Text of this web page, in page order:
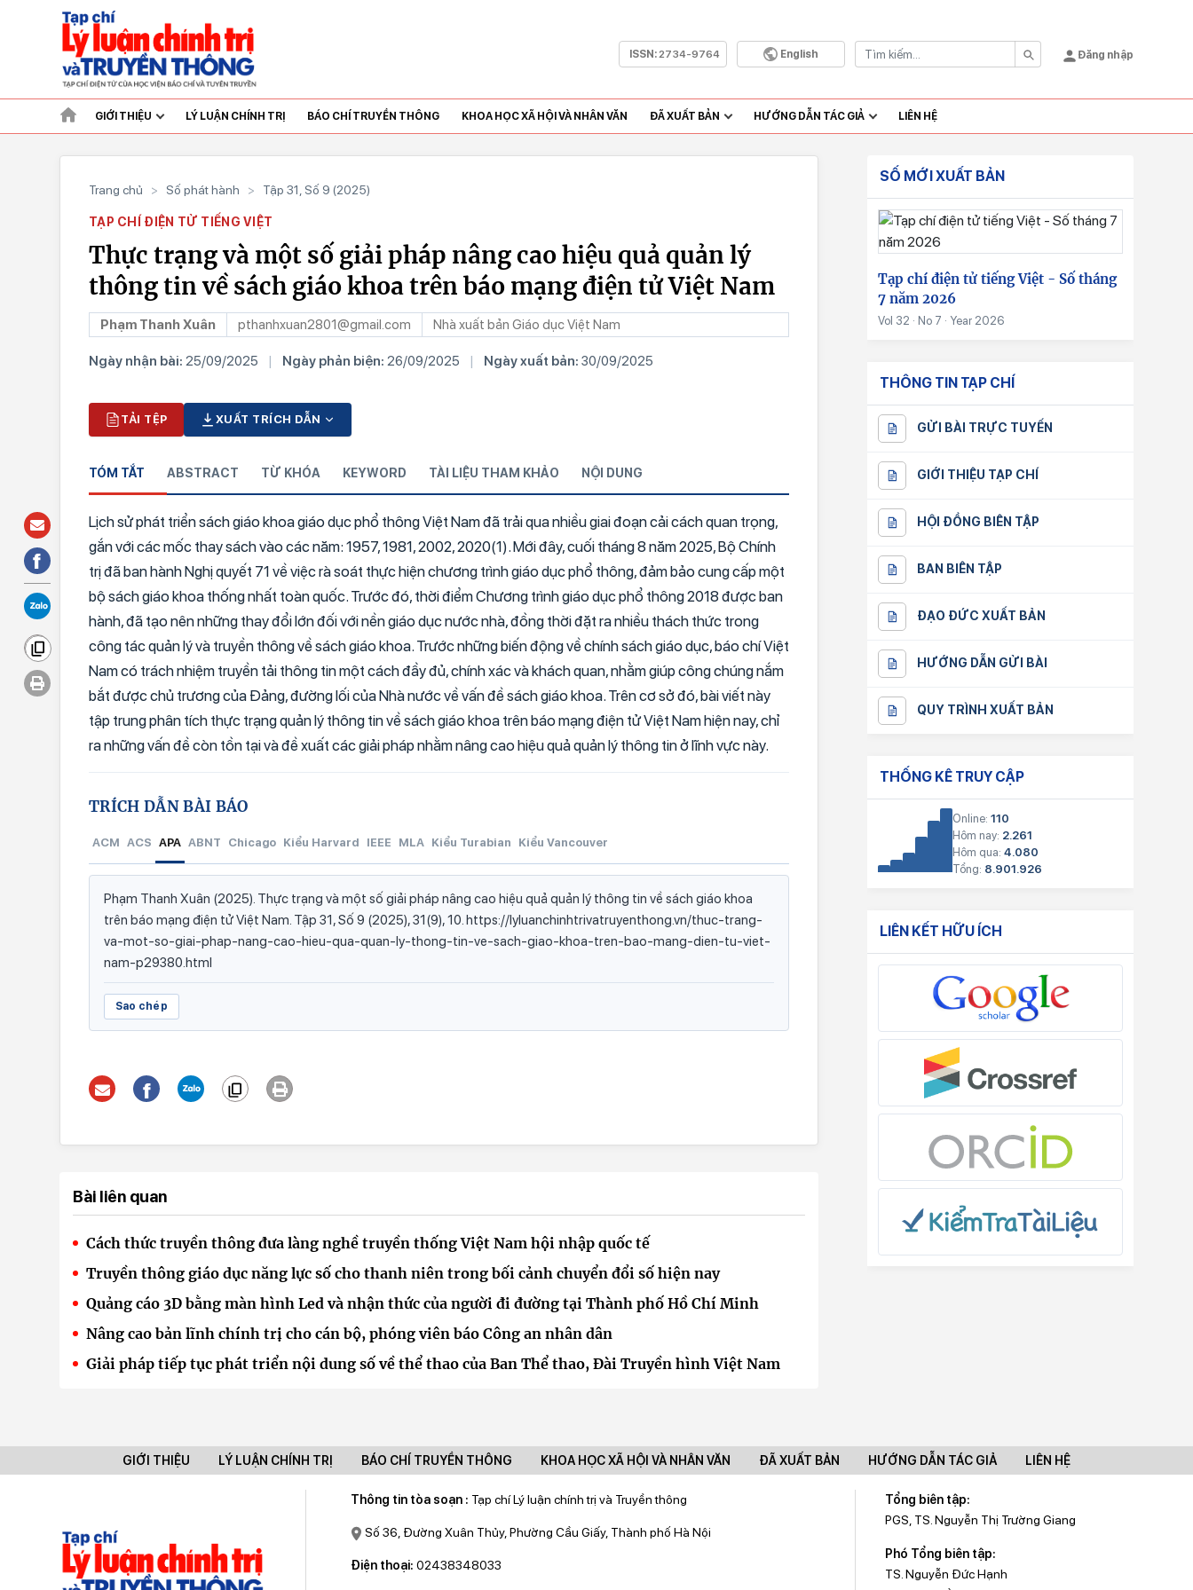
ISSN:2734-9764 English Đăng nhập
GIỚI THIỆU LÝ LUẬN CHÍNH TRỊ BÁO CHÍ TRUYỀN THÔNG KHOA HỌC XÃ HỘI VÀ NHÂN VĂN ĐÃ XUẤT BẢN HƯỚNG DẪN TÁC GIẢ LIÊN HỆ
Trang chủ > Số phát hành > Tập 31, Số 9 (2025)
TẠP CHÍ ĐIỆN TỬ TIẾNG VIỆT
Thực trạng và một số giải pháp nâng cao hiệu quả quản lý
thông tin về sách giáo khoa trên báo mạng điện tử Việt Nam
Phạm Thanh Xuân pthanhxuan2801@gmail.com Nhà xuất bản Giáo dục Việt Nam
Ngày nhận bài: 25/09/2025 | Ngày phản biện: 26/09/2025 | Ngày xuất bản: 30/09/2025
TẢI TỆP XUẤT TRÍCH DẪN
TÓM TẮT ABSTRACT TỪ KHÓA KEYWORD TÀI LIỆU THAM KHẢO NỘI DUNG
Lịch sử phát triển sách giáo khoa giáo dục phổ thông Việt Nam đã trải qua nhiều giai đoạn cải cách quan trọng,
gắn với các mốc thay sách vào các năm: 1957, 1981, 2002, 2020(1). Mới đây, cuối tháng 8 năm 2025, Bộ Chính
trị đã ban hành Nghị quyết 71 về việc rà soát thực hiện chương trình giáo dục phổ thông, đảm bảo cung cấp một
bộ sách giáo khoa thống nhất toàn quốc. Trước đó, thời điểm Chương trình giáo dục phổ thông 2018 được ban
hành, đã tạo nên những thay đổi lớn đối với nền giáo dục nước nhà, đồng thời đặt ra nhiều thách thức trong
công tác quản lý và truyền thông về sách giáo khoa. Trước những biến động về chính sách giáo dục, báo chí Việt
Nam có trách nhiệm truyền tải thông tin một cách đầy đủ, chính xác và khách quan, nhằm giúp công chúng nắm
bắt được chủ trương của Đảng, đường lối của Nhà nước về vấn đề sách giáo khoa. Trên cơ sở đó, bài viết này
tập trung phân tích thực trạng quản lý thông tin về sách giáo khoa trên báo mạng điện tử Việt Nam hiện nay, chỉ
ra những vấn đề còn tồn tại và đề xuất các giải pháp nhằm nâng cao hiệu quả quản lý thông tin ở lĩnh vực này.
TRÍCH DẪN BÀI BÁO
ACM ACS APA ABNT Chicago Kiểu Harvard IEEE MLA Kiểu Turabian Kiểu Vancouver
Phạm Thanh Xuân (2025). Thực trạng và một số giải pháp nâng cao hiệu quả quản lý thông tin về sách giáo khoa
trên báo mạng điện tử Việt Nam. Tập 31, Số 9 (2025), 31(9), 10. https://lyluanchinhtrivatruyenthong.vn/thuc-trang-
va-mot-so-giai-phap-nang-cao-hieu-qua-quan-ly-thong-tin-ve-sach-giao-khoa-tren-bao-mang-dien-tu-viet-
nam-p29380.html
Sao chép
Bài liên quan
Cách thức truyền thông đưa làng nghề truyền thống Việt Nam hội nhập quốc tế
Truyền thông giáo dục năng lực số cho thanh niên trong bối cảnh chuyển đổi số hiện nay
Quảng cáo 3D bằng màn hình Led và nhận thức của người đi đường tại Thành phố Hồ Chí Minh
Nâng cao bản lĩnh chính trị cho cán bộ, phóng viên báo Công an nhân dân
Giải pháp tiếp tục phát triển nội dung số về thể thao của Ban Thể thao, Đài Truyền hình Việt Nam
SỐ MỚI XUẤT BẢN
Tạp chí điện tử tiếng Việt - Số tháng
7 năm 2026
Vol 32 · No 7 · Year 2026
THÔNG TIN TẠP CHÍ
GỬI BÀI TRỰC TUYẾN
GIỚI THIỆU TẠP CHÍ
HỘI ĐỒNG BIÊN TẬP
BAN BIÊN TẬP
ĐẠO ĐỨC XUẤT BẢN
HƯỚNG DẪN GỬI BÀI
QUY TRÌNH XUẤT BẢN
THỐNG KÊ TRUY CẬP
Online: 110
Hôm nay: 2.261
Hôm qua: 4.080
Tổng: 8.901.926
LIÊN KẾT HỮU ÍCH
GIỚI THIỆU LÝ LUẬN CHÍNH TRỊ BÁO CHÍ TRUYỀN THÔNG KHOA HỌC XÃ HỘI VÀ NHÂN VĂN ĐÃ XUẤT BẢN HƯỚNG DẪN TÁC GIẢ LIÊN HỆ
Thông tin tòa soạn : Tạp chí Lý luận chính trị và Truyền thông
Số 36, Đường Xuân Thủy, Phường Cầu Giấy, Thành phố Hà Nội
Điện thoại: 02438348033
Tổng biên tập:
PGS, TS. Nguyễn Thị Trường Giang
Phó Tổng biên tập:
TS. Nguyễn Đức Hạnh